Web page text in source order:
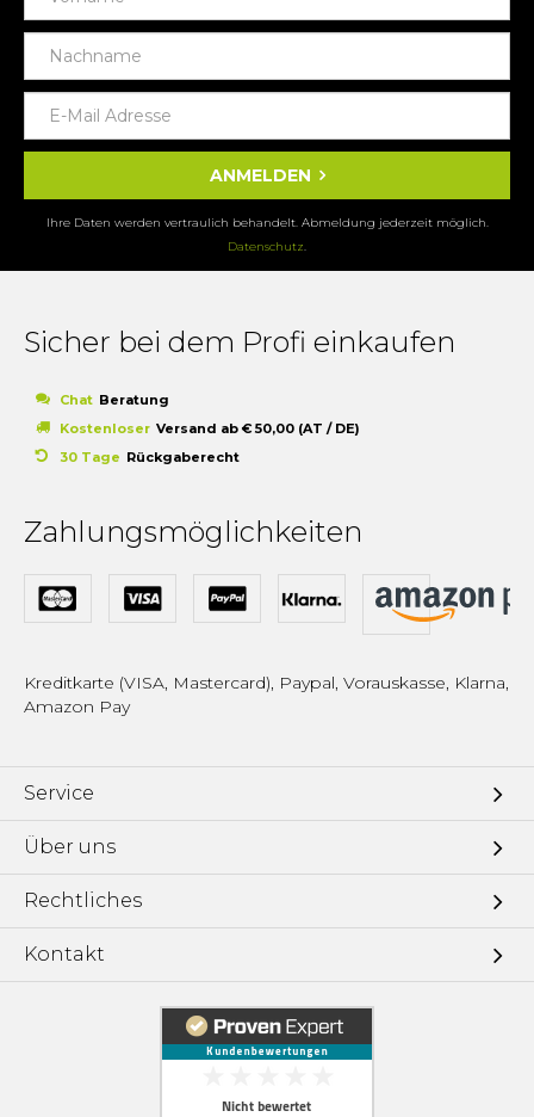
ANMELDEN
Ihre Daten werden vertraulich behandelt. Abmeldung jederzeit möglich.
Datenschutz
Sicher bei dem Profi einkaufen
Chat Beratung
Kostenloser Versand ab € 50,00 (AT / DE)
30 Tage Rückgaberecht
Zahlungsmöglichkeiten
Kreditkarte (VISA, Mastercard), Paypal, Vorauskasse, Klarna,
Amazon Pay
Service
Über uns
Rechtliches
Kontakt